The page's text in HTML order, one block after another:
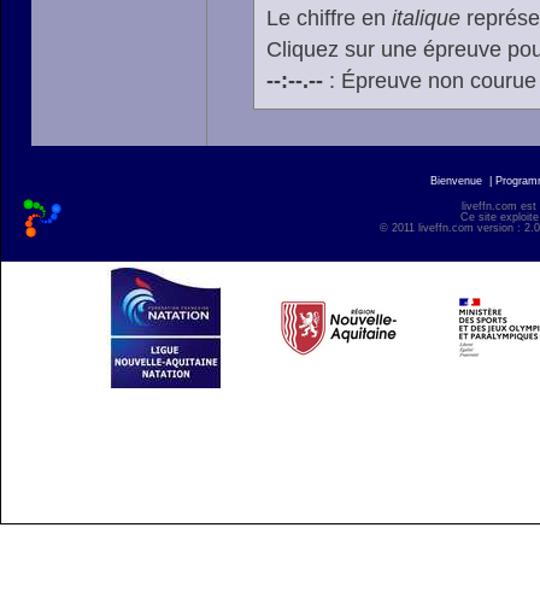
Le chiffre en italique
Cliquez sur une épreuve
--:--.--: Épreuve non
Bienvenue
liveffn.com est
Ce site
© 2011 liveffn.com version :